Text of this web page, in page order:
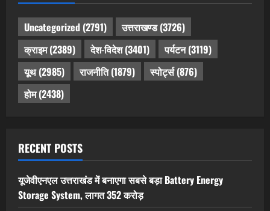
Uncategorized (2791) उत्तराखण्ड(3726)
क्राइम(2389) देश-विदेश(3401) पर्यटन(3119)
यूथ(2985) राजनीति(1879) स्पोर्ट्स(876)
होम(2438)
RECENT POSTS
यूजेवीएनएल उत्तराखंड में बनाएगा सबसे बड़ा Battery Energy
Storage System, लागत 352 करोड़